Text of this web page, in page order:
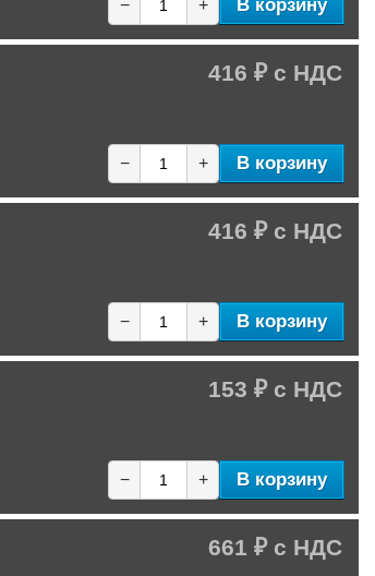
− + В корзину
416 ₽
− + В корзину
416 ₽
− + В корзину
153 ₽
− + В корзину
661 ₽